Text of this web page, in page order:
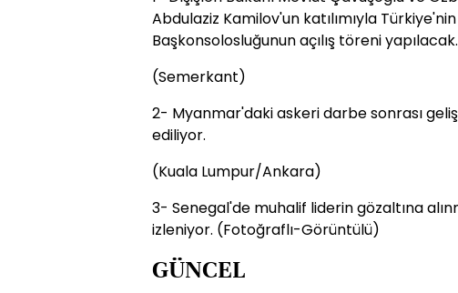
Abdulaziz Kamilov'un katılımıyla
Başkonsolosluğunun açılış töreni yapılacak.
(Semerkant)
2- Myanmar'daki askeri darbe sonrası
ediliyor.
(Kuala Lumpur/Ankara)
3- Senegal'de muhalif liderin gözaltına
izleniyor. (Fotoğraflı-Görüntülü)
GÜNCEL